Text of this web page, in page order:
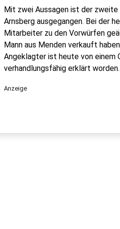
Mit zwei Aussagen ist der
Arnsberg ausgegangen. Bei der
Mitarbeiter zu den Vorwürfen
Mann aus Menden verkauft
Angeklagter ist heute von einem
verhandlungsfähig erklärt
Anzeige